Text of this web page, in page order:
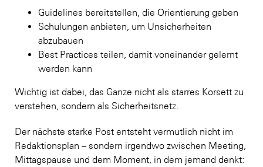
Guidelines bereitstellen, die Orientierung geben
Schulungen anbieten, um Unsicherheiten
abzubauen
Best Practices teilen, damit voneinander gelernt
werden kann
Wichtig ist dabei, das Ganze nicht als starres Korsett zu
verstehen, sondern als Sicherheitsnetz.
Der nächste starke Post entsteht vermutlich nicht im
Redaktionsplan – sondern irgendwo zwischen Meeting,
Mittagspause und dem Moment, in dem jemand denkt: